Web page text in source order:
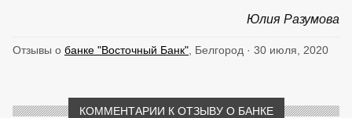
Юлия Разумова
Отзывы о банке "Восточный Банк" , Белгород · 30 июля, 2020
КОММЕНТАРИИ К ОТЗЫВУ О БАНКЕ